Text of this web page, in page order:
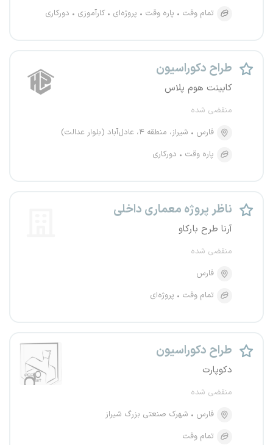
تمام وقت
پاره وقت پروژه‌ای کارآموزی دورکاری
طراح دکوراسیون
کابینت هوم پلاس
منقضی شده
فارس
شیراز، منطقه ۴، عادل‌آباد (بلوار عدالت)
پاره وقت
دورکاری
ناظر پروژه معماری داخلی
آرنا طرح بارکاو
منقضی شده
فارس
تمام وقت
پروژه‌ای
طراح دکوراسیون
دکوپارت
منقضی شده
فارس
شهرک صنعتی بزرگ شیراز
تمام وقت